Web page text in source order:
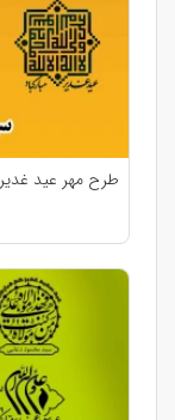
طرح مهر عید غدیر